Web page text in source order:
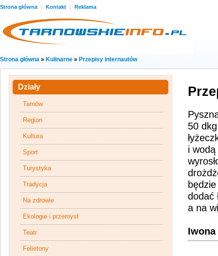
Strona główna | Kontakt | Reklama
Strona główna » Kulinarne » Przepisy internautów
50
i
dodać
a na
Iwona
Działy
Tarnów
Region
Kultura
Sport
Turystyka
Tradycja
Na zdrowie
Ekologie i przemysł
Teatr
Felietony